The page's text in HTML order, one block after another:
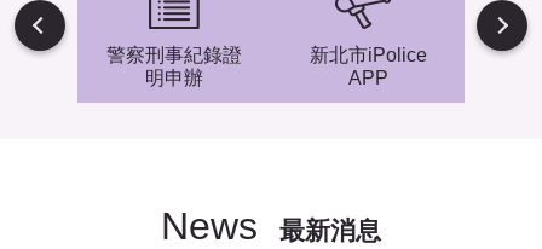
難專
警察刑事紀錄證
明申辦
新北市iPolice
APP
小小
News 最新消息